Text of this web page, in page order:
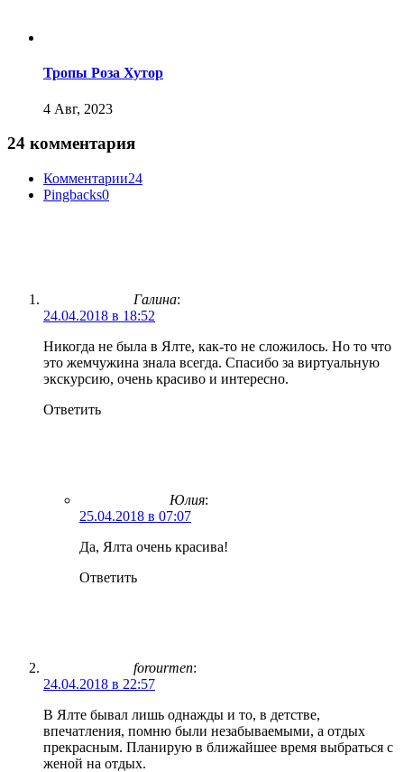
Тропы Роза Хутор
4 Авг, 2023
24 комментария
Комментарии24
Pingbacks0
Галина:
24.04.2018 в 18:52
Никогда не была в Ялте, как-то не сложилось. Но то что
это жемчужина знала всегда. Спасибо за виртуальную
экскурсию, очень красиво и интересно.
Ответить
Юлия:
25.04.2018 в 07:07
Да, Ялта очень красива!
Ответить
forourmen:
24.04.2018 в 22:57
В Ялте бывал лишь однажды и то, в детстве,
впечатления, помню были незабываемыми, а отдых
прекрасным. Планирую в ближайшее время выбраться с
женой на отдых.